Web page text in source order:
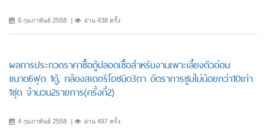
6 กุมภาพันธ์ 2558 อ่าน 438 ครั้ง
ผลการประกวดราคาซื้อตู้ปลอดเชื้อสำหรับงานเพาะเลี้ยงตัวอ่อน
ขนาด6ฟุต 1ตู้, กล้องสเตอริโอชนิด3ตา อัตราการซูมไม่น้อยกว่า10เท่า
1ชุด จำนวน2รายการ(ครั้งที่2)
4 กุมภาพันธ์ 2558 อ่าน 497 ครั้ง